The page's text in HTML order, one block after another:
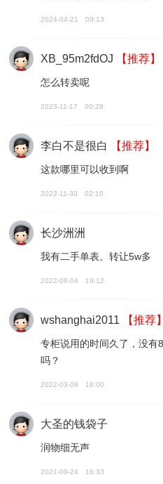
2024-04-21 09:13
XB_95m2fdOJ 【推荐】
怎么转卖呢
2023-11-17 00:28
李白不是很白 【推荐】
这款哪里可以收到啊
2022-11-30 02:10
长沙洲洲
我有二手单表。转让5w多
2022-08-04 19:12
wshanghai2011 【推荐】
专柜说用的时间久了，没有
吗？
2022-03-09 18:00
大圣的钱袋子
润物细无声
2021-09-24 16:33